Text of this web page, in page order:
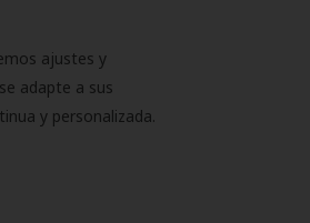
ajustes y
adapte a sus
y personalizada.